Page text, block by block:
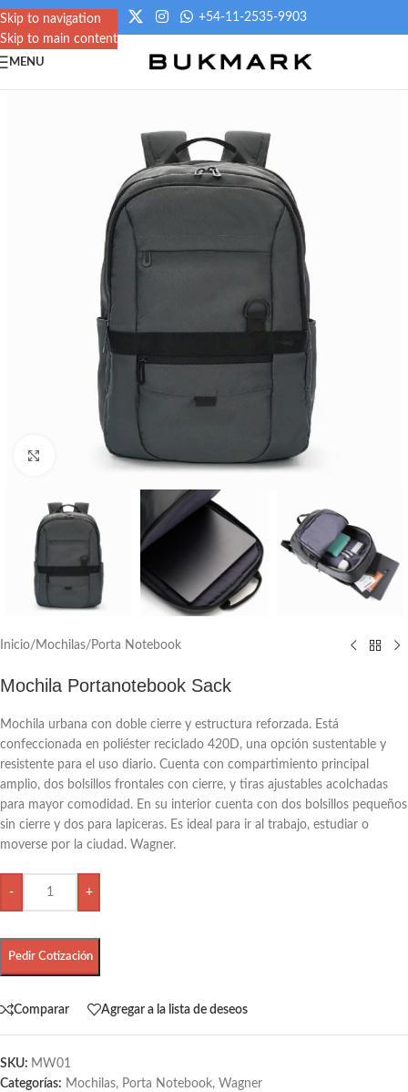
Skip to navigation
Skip to main content
+54-11-2535-9903
MENU
Click to enlarge
Inicio/ Mochilas/ Porta Notebook
Mochila Portanotebook Sack
Mochila urbana con doble cierre y estructura reforzada. Está
confeccionada en poliéster reciclado 420D, una opción sustentable y
resistente para el uso diario. Cuenta con compartimiento principal
amplio, dos bolsillos frontales con cierre, y tiras ajustables acolchadas
para mayor comodidad. En su interior cuenta con dos bolsillos pequeños
sin cierre y dos para lapiceras. Es ideal para ir al trabajo, estudiar o
moverse por la ciudad. Wagner.
- +
Pedir Cotización
Comparar Agregar a la lista de deseos
SKU: MW01
Categorías: Mochilas, Porta Notebook, Wagner